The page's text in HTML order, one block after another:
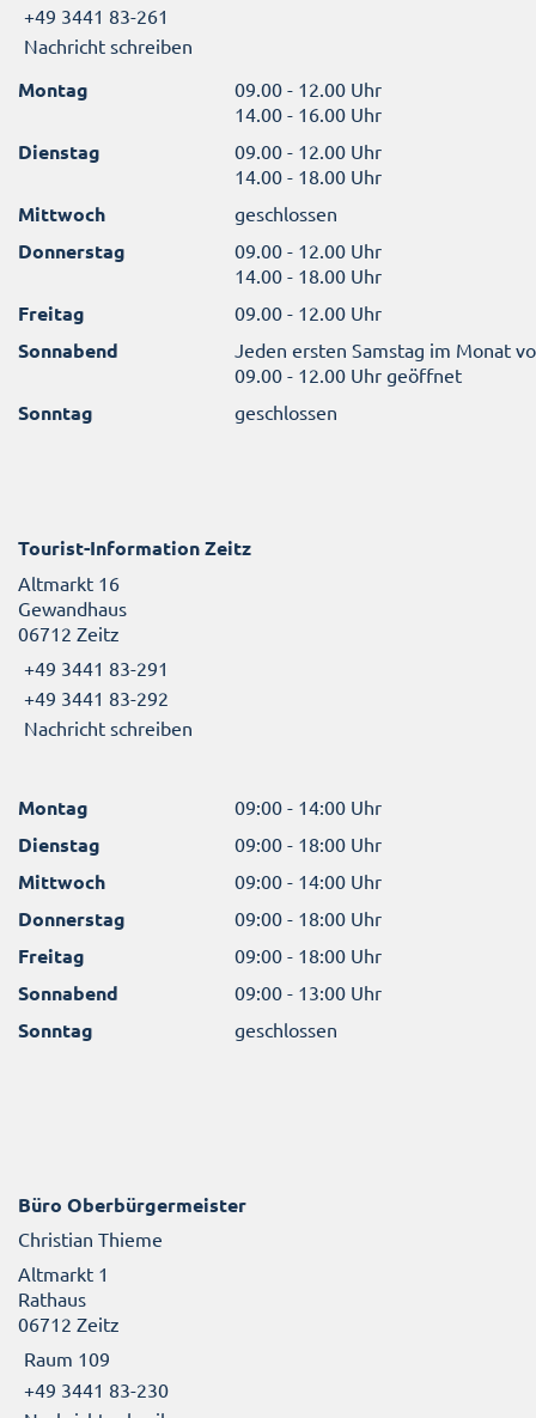
+49 3441 83-261
Nachricht schreiben
Montag
09.00 - 12.00 Uhr
14.00 - 16.00 Uhr
Dienstag
09.00 - 12.00 Uhr
14.00 - 18.00 Uhr
Mittwoch geschlossen
Donnerstag
09.00 - 12.00 Uhr
14.00 - 18.00 Uhr
Freitag 09.00 - 12.00 Uhr
Sonnabend
Jeden ersten Samstag im Monat
09.00 - 12.00 Uhr geöffnet
Sonntag geschlossen
Tourist-Information Zeitz
Altmarkt 16
Gewandhaus
06712 Zeitz
+49 3441 83-291
+49 3441 83-292
Nachricht schreiben
Montag 09:00 - 14:00 Uhr
Dienstag 09:00 - 18:00 Uhr
Mittwoch 09:00 - 14:00 Uhr
Donnerstag 09:00 - 18:00 Uhr
Freitag 09:00 - 18:00 Uhr
Sonnabend 09:00 - 13:00 Uhr
Sonntag geschlossen
Büro Oberbürgermeister
Christian Thieme
Altmarkt 1
Rathaus
06712 Zeitz
Raum 109
+49 3441 83-230